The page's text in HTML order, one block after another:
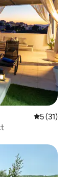
5 av 5 i
5 (31)